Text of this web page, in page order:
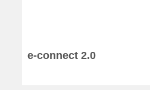
e-connect 2.0